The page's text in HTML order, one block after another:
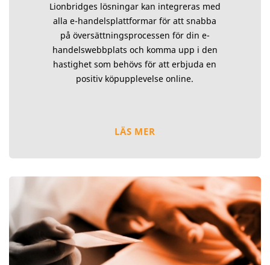
Lionbridges lösningar kan integreras med
alla e-handelsplattformar för att snabba
på översättningsprocessen för din e-
handelswebbplats och komma upp i den
hastighet som behövs för att erbjuda en
positiv köpupplevelse online.
LÄS MER